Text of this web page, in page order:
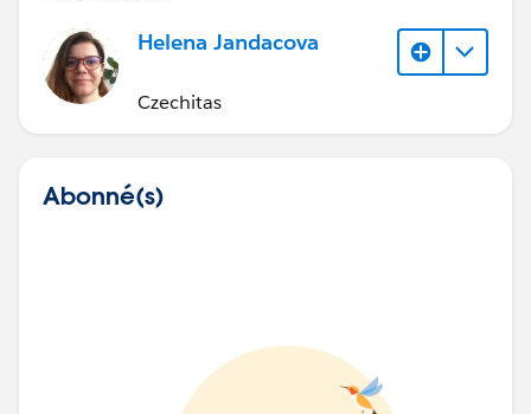
Helena Jandacova
Czechitas
Abonné(s)